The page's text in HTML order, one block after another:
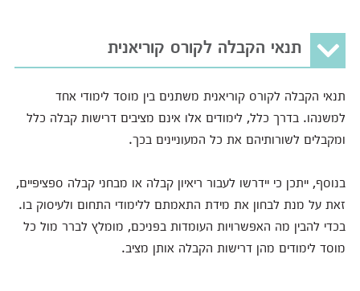
תנאי הקבלה לקורס קוריאנית
תנאי הקבלה לקורס קוריאנית משתנים בין מוסד לימודי אחד
למשנהו. בדרך כלל, לימודים אלו אינם מציבים דרישות קבלה כלל
ומקבלים לשורותיהם את כל המעוניינים בכך.
בנוסף, ייתכן כי יידרשו לעבור ריאיון קבלה או מבחני קבלה ספציפיים,
זאת על מנת לבחון את מידת התאמתם ללימודי התחום ולעיסוק בו.
בכדי להבין מה האפשרויות העומדות בפניכם, מומלץ לברר מול כל
מוסד לימודים מהן דרישות הקבלה אותן מציב.